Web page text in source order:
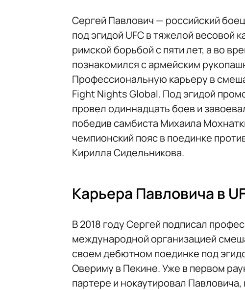
Сергей Павлович — российский
под эгидой UFC в тяжелой весовой
римской борьбой с пяти лет, а во
познакомился с армейским
Профессиональную карьеру в
Fight Nights Global. Под эгидой
провел одиннадцать боев и
победив самбиста Михаила
чемпионский пояс в поединке
Кирилла Сидельникова.
Карьера Павловича в
В 2018 году Сергей подписал
международной организацией
своем дебютном поединке под
Овериму в Пекине. Уже в первом
партере и нокаутировал